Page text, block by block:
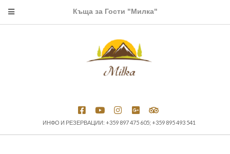
Къща за Гости "Милка"
ИНФО И РЕЗЕРВАЦИИ: +359 897 475 605; +359 895 493 541